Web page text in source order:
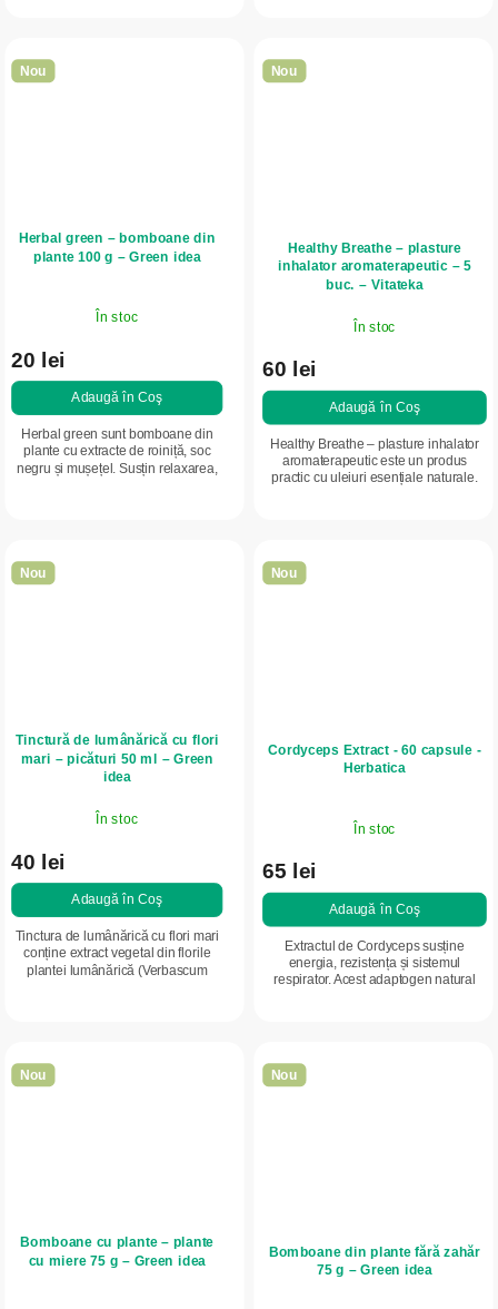
Nou
Herbal green – bomboane din
plante 100 g – Green idea
În stoc
20 lei
Adaugă în Coş
Herbal green sunt bomboane din
plante cu extracte de roiniță, soc
negru și mușețel. Susțin relaxarea,
Nou
Healthy Breathe – plasture
inhalator aromaterapeutic – 5
buc. – Vitateka
În stoc
60 lei
Adaugă în Coş
Healthy Breathe – plasture inhalator
aromaterapeutic este un produs
practic cu uleiuri esențiale naturale.
Nou
Tinctură de lumânărică cu flori
mari – picături 50 ml – Green
idea
În stoc
40 lei
Adaugă în Coş
Tinctura de lumânărică cu flori mari
conține extract vegetal din florile
plantei lumânărică (Verbascum
Nou
Cordyceps Extract - 60 capsule -
Herbatica
În stoc
65 lei
Adaugă în Coş
Extractul de Cordyceps susține
energia, rezistența și sistemul
respirator. Acest adaptogen natural
Nou
Bomboane cu plante – plante
cu miere 75 g – Green idea
Nou
Bomboane din plante fără zahăr
75 g – Green idea